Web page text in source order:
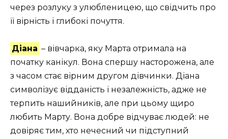
через розлуку з улюбленицею, що свідчить про
її вірність і глибокі почуття.
Діана – вівчарка, яку Марта отримала на
початку канікул. Вона спершу насторожена, але
з часом стає вірним другом дівчинки. Діана
символізує відданість і незалежність, адже не
терпить нашийників, але при цьому щиро
любить Марту. Вона добре відчуває людей: не
довіряє тим, хто нечесний чи підступний